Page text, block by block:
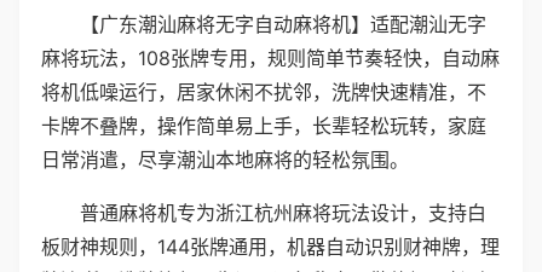
【广东潮汕麻将无字自动麻将机】适配潮汕无字
麻将玩法，108张牌专用，规则简单节奏轻快，自动麻
将机低噪运行，居家休闲不扰邻，洗牌快速精准，不
卡牌不叠牌，操作简单易上手，长辈轻松玩转，家庭
日常消遣，尽享潮汕本地麻将的轻松氛围。
普通麻将机专为浙江杭州麻将玩法设计，支持白
板财神规则，144张牌通用，机器自动识别财神牌，理